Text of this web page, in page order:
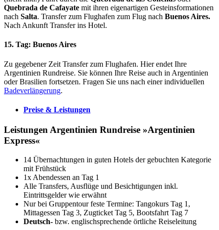
Quebrada de Cafayate mit ihren eigenartigen Gesteinsformationen
nach Salta. Transfer zum Flughafen zum Flug nach Buenos Aires.
Nach Ankunft Transfer ins Hotel.
15. Tag: Buenos Aires
Zu gegebener Zeit Transfer zum Flughafen. Hier endet Ihre
Argentinien Rundreise. Sie können Ihre Reise auch in Argentinien
oder Brasilien fortsetzen. Fragen Sie uns nach einer individuellen
Badeverlängerung.
Preise & Leistungen
Leistungen Argentinien Rundreise »Argentinien
Express«
14 Übernachtungen in guten Hotels der gebuchten Kategorie
mit Frühstück
1x Abendessen an Tag 1
Alle Transfers, Ausflüge und Besichtigungen inkl.
Eintrittsgelder wie erwähnt
Nur bei Gruppentour feste Termine: Tangokurs Tag 1,
Mittagessen Tag 3, Zugticket Tag 5, Bootsfahrt Tag 7
Deutsch- bzw. englischsprechende örtliche Reiseleitung